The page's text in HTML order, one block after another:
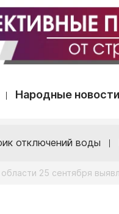
Народные новости
отключений воды
25 сентября